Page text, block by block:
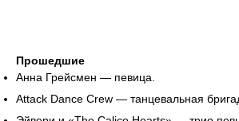
Прошедшие
Анна Грейсмен — певица.
Attack Dance Crew — танцевальная